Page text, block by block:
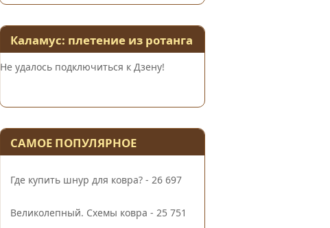
Каламус: плетение из ротанга
Не удалось подключиться к Дзену!
САМОЕ ПОПУЛЯРНОЕ
Где купить шнур для ковра? - 26 697
Великолепный. Схемы ковра - 25 751